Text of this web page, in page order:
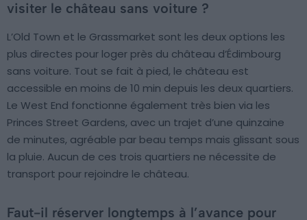
visiter le château sans voiture ?
L’Old Town et le Grassmarket sont les deux options les
plus directes pour loger près du château d’Édimbourg
sans voiture. Tout se fait à pied, le château est
accessible en moins de 10 min depuis les deux quartiers.
Le West End fonctionne également très bien via les
Princes Street Gardens, avec un trajet d’une quinzaine
de minutes, agréable par beau temps mais glissant sous
la pluie. Aucun de ces trois quartiers ne nécessite de
transport pour rejoindre le château.
Faut-il réserver longtemps à l’avance pour